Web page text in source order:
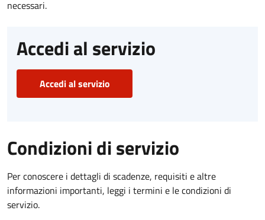
necessari.
Accedi al servizio
Accedi al servizio
Condizioni di servizio
Per conoscere i dettagli di scadenze, requisiti e altre
informazioni importanti, leggi i termini e le condizioni di
servizio.